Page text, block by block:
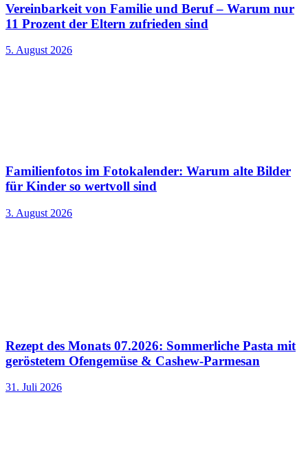
Vereinbarkeit von Familie und Beruf – Warum nur
11 Prozent der Eltern zufrieden sind
5. August 2026
Familienfotos im Fotokalender: Warum alte Bilder
für Kinder so wertvoll sind
3. August 2026
Rezept des Monats 07.2026: Sommerliche Pasta mit
geröstetem Ofengemüse & Cashew-Parmesan
31. Juli 2026